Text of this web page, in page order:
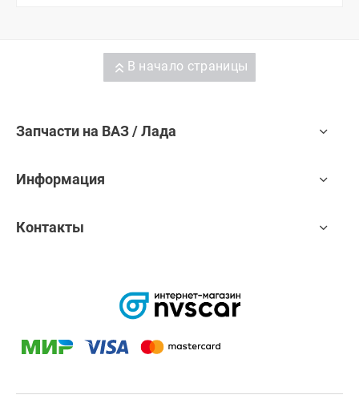
В начало страницы
Запчасти на ВАЗ / Лада
Информация
Контакты